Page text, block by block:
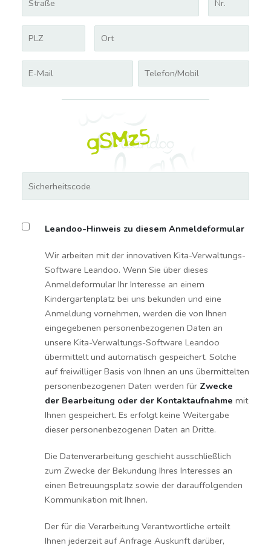
Leandoo-Hinweis zu diesem Anmeldeformular
Wir arbeiten mit der innovativen Kita-Verwaltungs-
Software Leandoo. Wenn Sie über dieses
Anmeldeformular Ihr Interesse an einem
Kindergartenplatz bei uns bekunden und eine
Anmeldung vornehmen, werden die von Ihnen
eingegebenen personenbezogenen Daten an
unsere Kita-Verwaltungs-Software Leandoo
übermittelt und automatisch gespeichert. Solche
auf freiwilliger Basis von Ihnen an uns übermittelten
personenbezogenen Daten werden für Zwecke
der Bearbeitung oder der Kontaktaufnahme mit
Ihnen gespeichert. Es erfolgt keine Weitergabe
dieser personenbezogenen Daten an Dritte.
Die Datenverarbeitung geschieht ausschließlich
zum Zwecke der Bekundung Ihres Interesses an
einen Betreuungsplatz sowie der darauffolgenden
Kommunikation mit Ihnen.
Der für die Verarbeitung Verantwortliche erteilt
Ihnen jederzeit auf Anfrage Auskunft darüber,